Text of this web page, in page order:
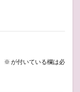
※ が付いている欄は必